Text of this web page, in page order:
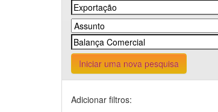
Iniciar uma nova pesquisa
Adicionar filtros: